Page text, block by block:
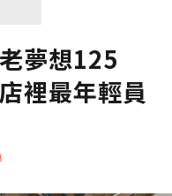
夢想125
裡最年輕員